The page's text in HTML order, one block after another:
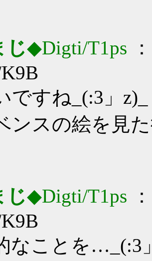
じ◆Digti/T1ps
ですね_(:3」z)_
ンスの絵を見
じ◆Digti/T1ps
なことを…_(:3